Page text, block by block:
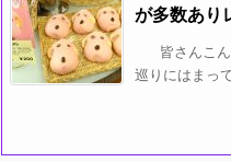
が多数あり
皆さんこ
巡りにはまっ